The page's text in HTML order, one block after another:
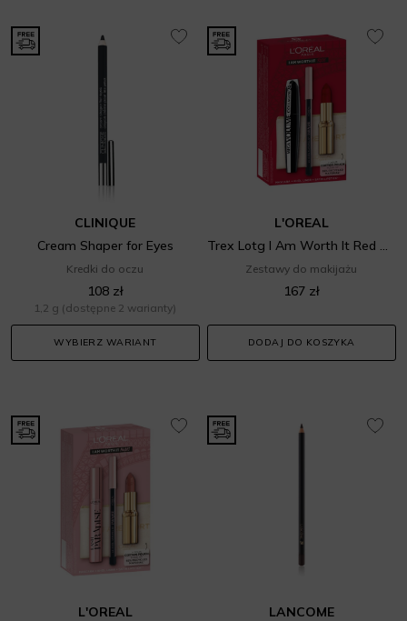
CLINIQUE
Cream Shaper for Eyes
Kredki do oczu
108 zł
1,2 g (dostępne 2 warianty)
WYBIERZ WARIANT
L'OREAL
Trex Lotg I Am Worth It Red Set
Zestawy do makijażu
167 zł
DODAJ DO KOSZYKA
L'OREAL
LANCOME